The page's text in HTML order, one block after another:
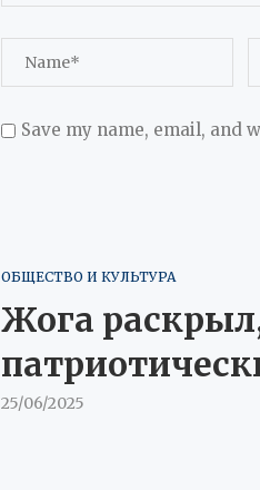
Save my name, email, and
ОБЩЕСТВО И КУЛЬТУРА
Жога
25/06/2025